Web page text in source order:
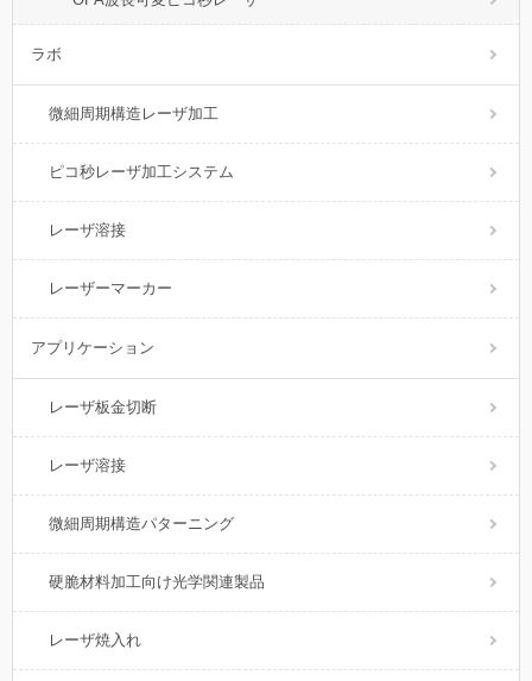
ラボ
微細周期構造レーザ加工
ピコ秒レーザ加工システム
レーザ溶接
レーザーマーカー
アプリケーション
レーザ板金切断
レーザ溶接
微細周期構造パターニング
硬脆材料加工向け光学関連製品
レーザ焼入れ